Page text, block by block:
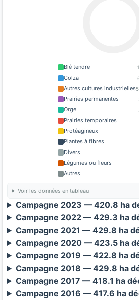
Blé tendre
Colza
Autres cultures industrielles
Prairies permanentes
Orge
Prairies temporaires
Protéagineux
Plantes à fibres
Divers
Légumes ou fleurs
Autres
Voir les données en tableau
Campagne 2023 — 420.8 ha
Campagne 2022 — 429.3 ha
Campagne 2021 — 429.8 ha
Campagne 2020 — 423.5 ha
Campagne 2019 — 422.8 ha
Campagne 2018 — 429.8 ha
Campagne 2017 — 418.1 ha
Campagne 2016 — 417.6 ha